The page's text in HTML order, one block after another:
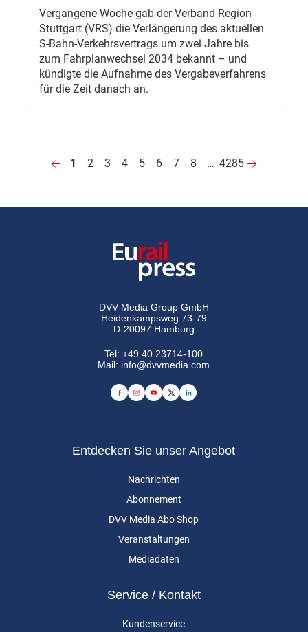
Vergangene Woche gab der Verband Region
Stuttgart (VRS) die Verlängerung des aktuellen
S-Bahn-Verkehrsvertrags um zwei Jahre bis
zum Fahrplanwechsel 2034 bekannt – und
kündigte die Aufnahme des Vergabeverfahrens
für die Zeit danach an.
1 2 3 4 5 6 7 8 … 4285
DVV Media Group GmbH
Heidenkampsweg 73-79
D-20097 Hamburg
Tel:+49 40 23714-100
Mail: info@dvvmedia.com
Entdecken Sie unser Angebot
Nachrichten
Abonnement
DVV Media Abo Shop
Veranstaltungen
Mediadaten
Service / Kontakt
Kundenservice